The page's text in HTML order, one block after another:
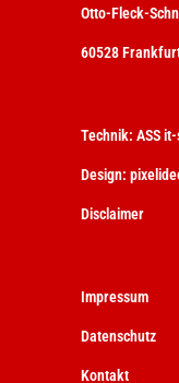
Otto-Fleck-
60528
Technik: ASS
Design:
Disclaimer
Impressum
Datenschutz
Kontakt